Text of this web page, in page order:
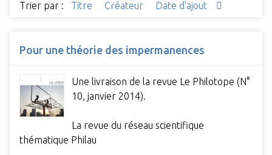
Trier par : Titre Créateur Date d'ajout
Pour une théorie des impermanences
Une livraison de la revue Le Philotope (N°
10, janvier 2014).
La revue du réseau scientifique
thématique Philau